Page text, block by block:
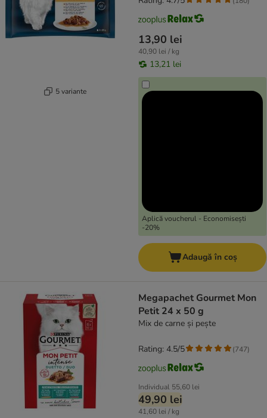
5 variante
13,90 lei
40,90 lei / kg
13,21 lei
Aplică voucherul - Economisești
-20%
Adaugă în coș
Megapachet Gourmet Mon
Petit 24 x 50 g
Mix de carne și pește
Individual 55,60 lei
49,90 lei
41,60 lei / kg
Rating: 4.5/5 (747)